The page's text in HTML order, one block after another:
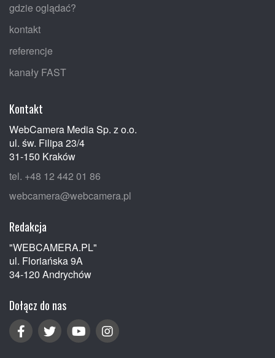
gdzie oglądać?
kontakt
referencje
kanały FAST
Kontakt
WebCamera Media Sp. z o.o.
ul. św. Filipa 23/4
31-150 Kraków
tel. +48 12 442 01 86
webcamera@webcamera.pl
Redakcja
"WEBCAMERA.PL"
ul. Floriańska 9A
34-120 Andrychów
Dołącz do nas